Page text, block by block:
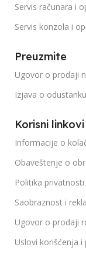
Servis računara i
Servis konzola i
Preuzmite
Ugovor o prodaji
Izjava o
Korisni linkovi
Informacije o
Obaveštenje o
Politika privatnosti
Saobraznost i
Ugovor o prodaji
Uslovi korišćenja i